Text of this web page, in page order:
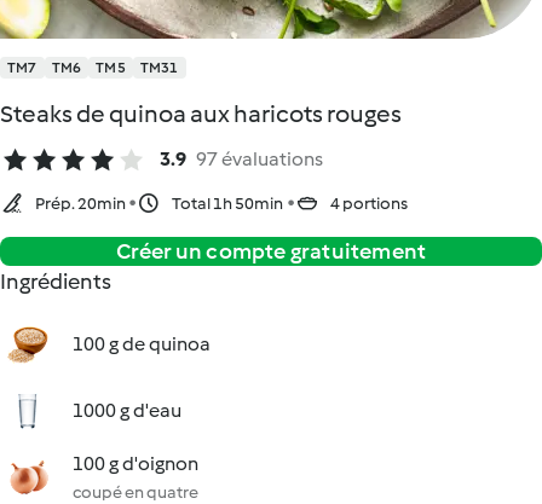
TM7 TM6 TM5 TM31
Steaks de quinoa aux haricots rouges
3.9 97 évaluations
Prép. 20min Total 1h 50min 4 portions
Créer un compte gratuitement
Ingrédients
100 g de quinoa
1000 g d'eau
100 g d'oignon
coupé en quatre